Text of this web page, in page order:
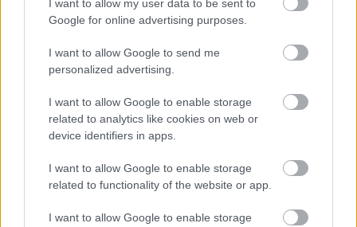
I want to allow my user data to be sent to
Google for online advertising purposes.
I want to allow Google to send me
personalized advertising.
I want to allow Google to enable storage
related to analytics like cookies on web or
device identifiers in apps.
I want to allow Google to enable storage
related to functionality of the website or app.
I want to allow Google to enable storage
Pogácsás
Díszfaiskola
Elküldöm e-mailben |Kinyomtatom |Hibát jelentek
9751 Vép, Vasút u.25. Vas megye